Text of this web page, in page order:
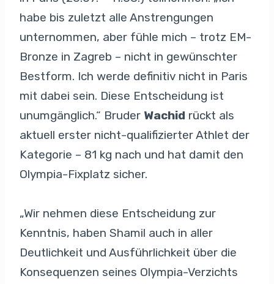
habe bis zuletzt alle Anstrengungen
unternommen, aber fühle mich – trotz EM-
Bronze in Zagreb – nicht in gewünschter
Bestform. Ich werde definitiv nicht in Paris
mit dabei sein. Diese Entscheidung ist
unumgänglich.“ Bruder Wachid rückt als
aktuell erster nicht-qualifizierter Athlet der
Kategorie – 81 kg nach und hat damit den
Olympia-Fixplatz sicher.
„Wir nehmen diese Entscheidung zur
Kenntnis, haben Shamil auch in aller
Deutlichkeit und Ausführlichkeit über die
Konsequenzen seines Olympia-Verzichts